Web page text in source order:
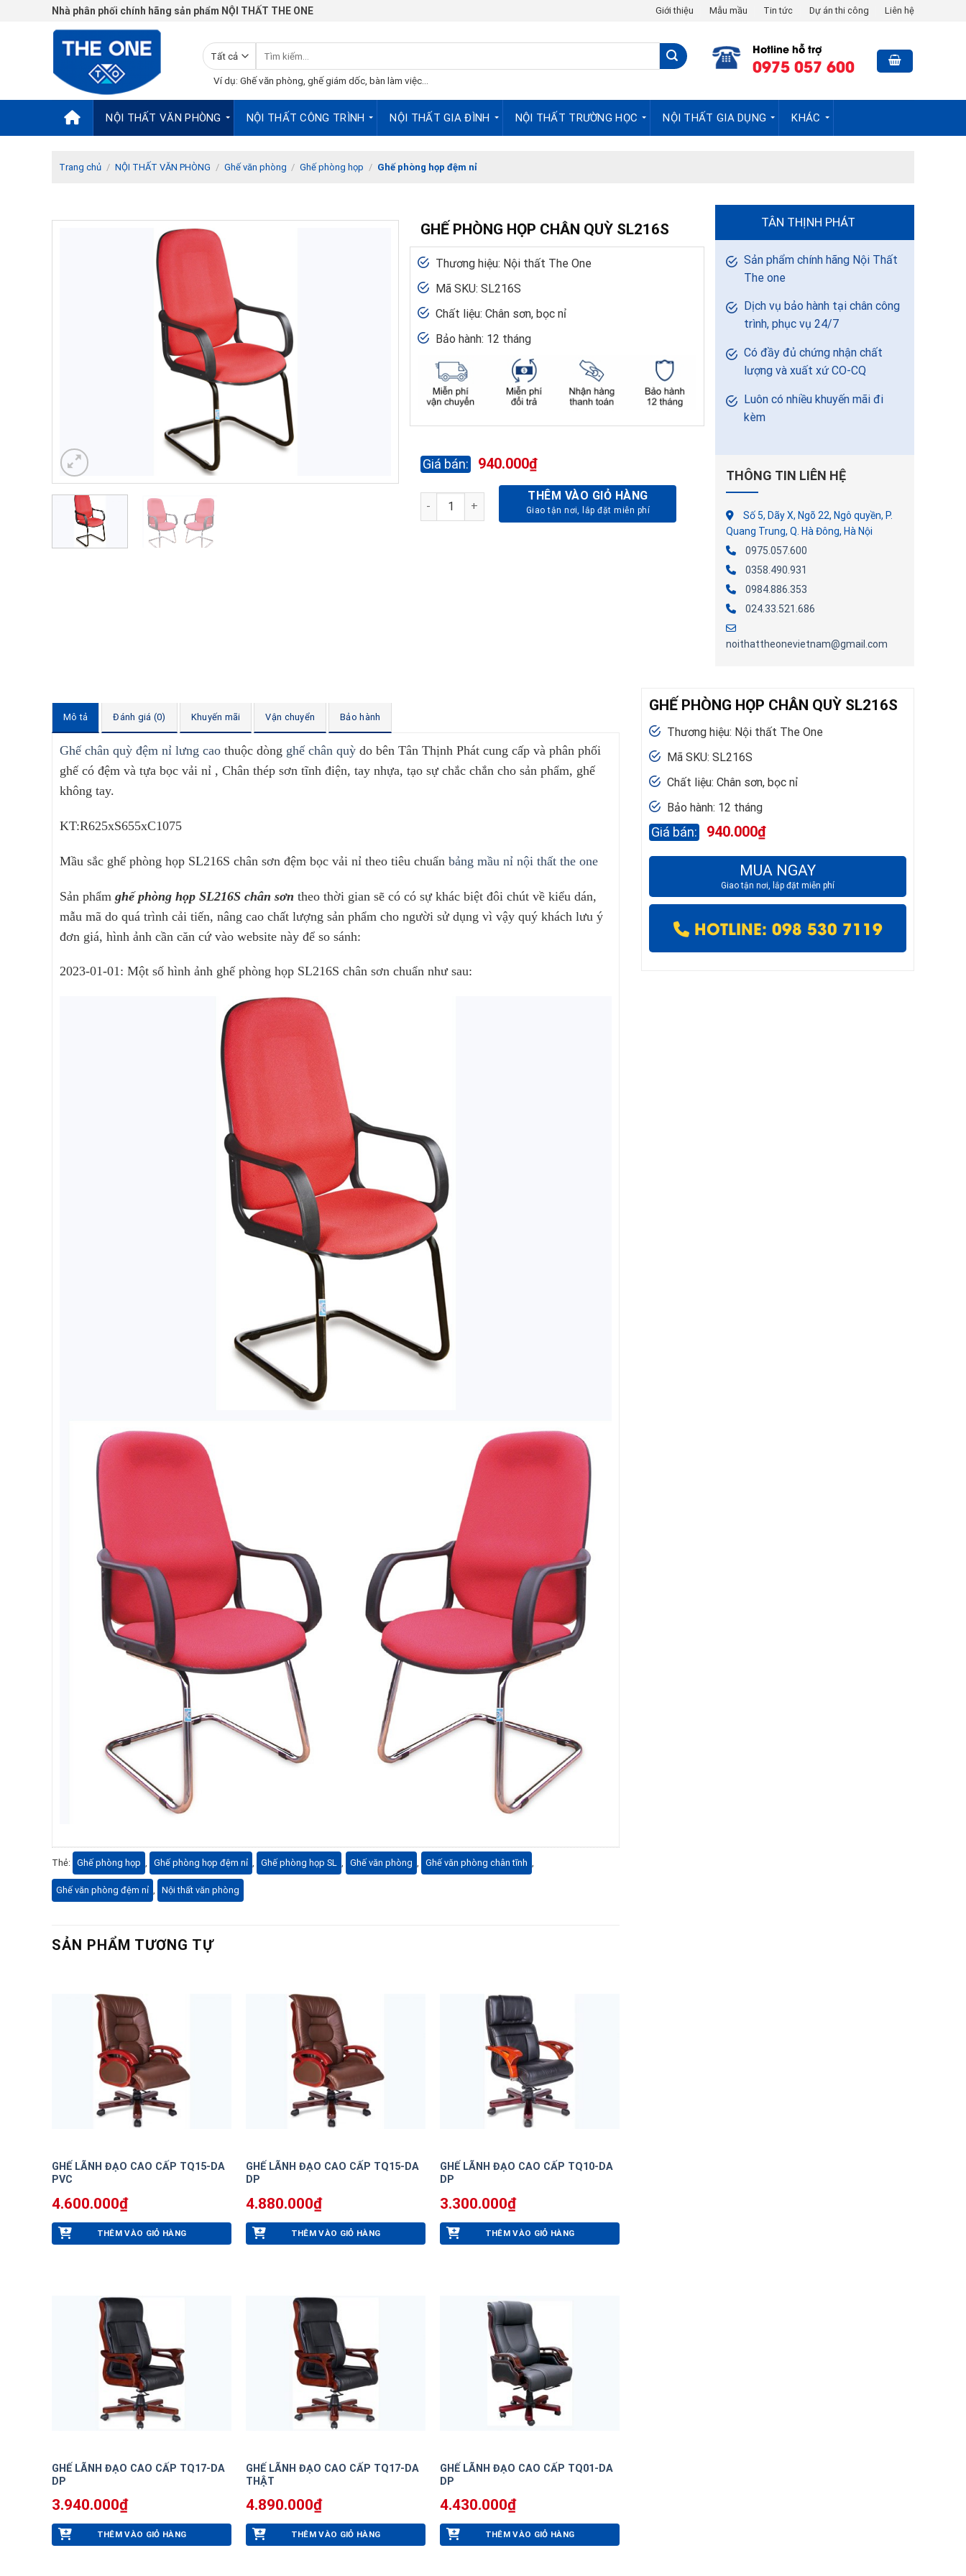
Nhà phân phối chính hãng sản phẩm NỘI THẤT THE ONE Giới thiệu Mẫu mầu Tin tức Dự án thi công Liên hệ
kiếm:
Ví dụ: Ghế văn phòng, ghế giám dốc, bàn làm việc...
Hotline hỗ trợ
0975 057 600
NỘI THẤT VĂN PHÒNG NỘI THẤT CÔNG TRÌNH NỘI THẤT GIA ĐÌNH NỘI THẤT TRƯỜNG HỌC NỘI THẤT GIA DỤNG KHÁC
Trang chủ / NỘI THẤT VĂN PHÒNG / Ghế văn phòng / Ghế phòng họp / Ghế phòng họp đệm nỉ
GHẾ PHÒNG HỌP CHÂN QUỲ SL216S
Thương hiệu: Nội thất The One
Mã SKU: SL216S
Chất liệu: Chân sơn, bọc nỉ
Bảo hành: 12 tháng
940.000₫
GHẾ PHÒNG HỌP CHÂN QUỲ SL216S số lượng
THÊM VÀO GIỎ HÀNG
TÂN THỊNH PHÁT
Sản phẩm chính hãng Nội Thất
The one
Dịch vụ bảo hành tại chân công
trình, phục vụ 24/7
Có đầy đủ chứng nhận chất
lượng và xuất xứ CO-CQ
Luôn có nhiều khuyến mãi đi
kèm
THÔNG TIN LIÊN HỆ
Số 5, Dãy X, Ngõ 22, Ngô quyền, P.
Quang Trung, Q. Hà Đông, Hà Nội
0975.057.600
0358.490.931
0984.886.353
024.33.521.686
noithattheonevietnam@gmail.com
Mô tả Đánh giá (0) Khuyến mãi Vận chuyển Bảo hành
Ghế chân quỳ đệm nỉ lưng cao thuộc dòng ghế chân quỳ do bên Tân Thịnh Phát cung cấp và phân phối
ghế có đệm và tựa bọc vải nỉ , Chân thép sơn tĩnh điện, tay nhựa, tạo sự chắc chắn cho sản phẩm, ghế
không tay.
KT:R625xS655xC1075
Mầu sắc ghế phòng họp SL216S chân sơn đệm bọc vải nỉ theo tiêu chuẩn bảng mầu nỉ nội thất the one
Sản phẩm ghế phòng họp SL216S chân sơn theo thời gian sẽ có có sự khác biệt đôi chút về kiểu dán,
mẫu mã do quá trình cải tiến, nâng cao chất lượng sản phẩm cho người sử dụng vì vậy quý khách lưu ý
đơn giá, hình ảnh cần căn cứ vào website này để so sánh:
2023-01-01: Một số hình ảnh ghế phòng họp SL216S chân sơn chuẩn như sau:
Thẻ: Ghế phòng họp Ghế phòng họp đệm nỉ Ghế phòng họp SL Ghế văn phòng Ghế văn phòng chân tĩnh
Ghế văn phòng đệm nỉ Nội thất văn phòng
SẢN PHẨM TƯƠNG TỰ
GHẾ LÃNH ĐẠO CAO CẤP TQ15-DA
PVC
4.600.000₫
THÊM VÀO GIỎ HÀNG
GHẾ LÃNH ĐẠO CAO CẤP TQ15-DA
DP
4.880.000₫
THÊM VÀO GIỎ HÀNG
GHẾ LÃNH ĐẠO CAO CẤP TQ10-DA
DP
3.300.000₫
THÊM VÀO GIỎ HÀNG
GHẾ LÃNH ĐẠO CAO CẤP TQ17-DA
DP
3.940.000₫
THÊM VÀO GIỎ HÀNG
GHẾ LÃNH ĐẠO CAO CẤP TQ17-DA
THẬT
4.890.000₫
THÊM VÀO GIỎ HÀNG
GHẾ LÃNH ĐẠO CAO CẤP TQ01-DA
DP
4.430.000₫
THÊM VÀO GIỎ HÀNG
GHẾ PHÒNG HỌP CHÂN QUỲ SL216S
Thương hiệu: Nội thất The One
Mã SKU: SL216S
Chất liệu: Chân sơn, bọc nỉ
Bảo hành: 12 tháng
940.000₫
MUA NGAY
Giao tận nơi, lắp đặt miễn phí
HOTLINE: 098 530 7119